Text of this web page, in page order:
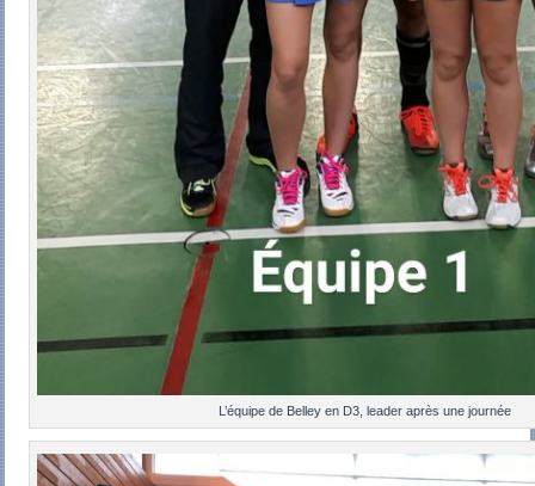
L’équipe de Belley en D3, leader après une journée